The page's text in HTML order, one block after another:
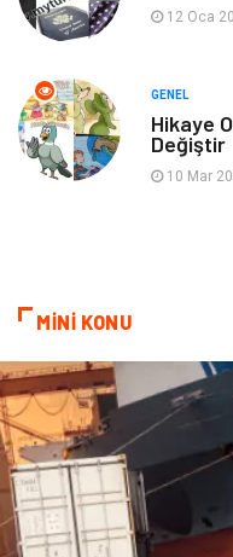
Restaurant
Tarih
12 Oca
GENEL
Hikaye
Değiştir
10 Mar
MİNİ KONU